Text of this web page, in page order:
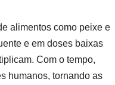
alimentos como peixe e
e em doses baixas
Com o tempo,
humanos, tornando as